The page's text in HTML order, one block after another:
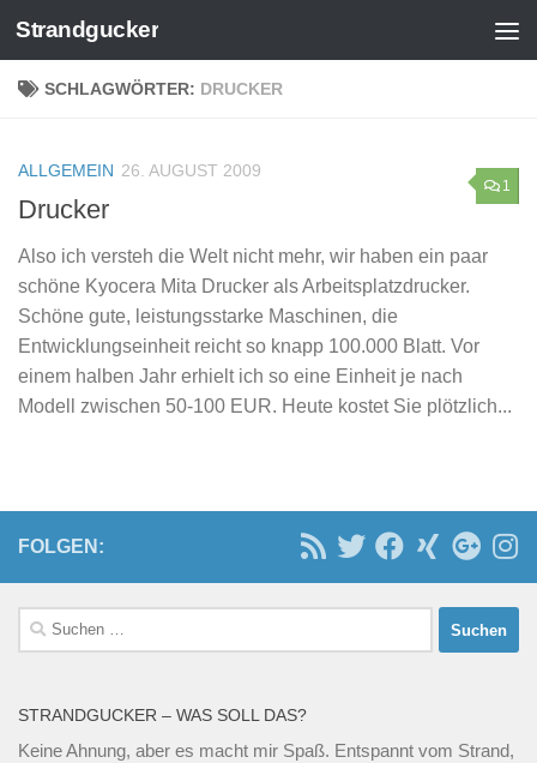
Zum Inhalt springen
Strandgucker
SCHLAGWÖRTER: DRUCKER
1
ALLGEMEIN 26. AUGUST 2009
Drucker
Also ich versteh die Welt nicht mehr, wir haben ein paar
schöne Kyocera Mita Drucker als Arbeitsplatzdrucker.
Schöne gute, leistungsstarke Maschinen, die
Entwicklungseinheit reicht so knapp 100.000 Blatt. Vor
einem halben Jahr erhielt ich so eine Einheit je nach
Modell zwischen 50-100 EUR. Heute kostet Sie plötzlich...
FOLGEN:
Suchen
nach:
STRANDGUCKER – WAS SOLL DAS?
Keine Ahnung, aber es macht mir Spaß. Entspannt vom Strand,